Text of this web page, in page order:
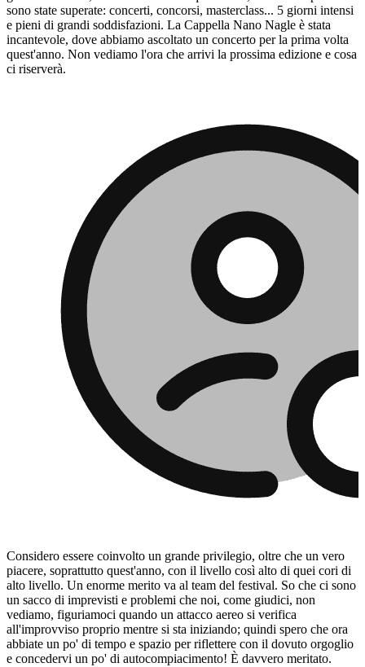
sono state superate: concerti, concorsi, masterclass... 5 giorni intensi
e pieni di grandi soddisfazioni. La Cappella Nano Nagle è stata
incantevole, dove abbiamo ascoltato un concerto per la prima volta
quest'anno. Non vediamo l'ora che arrivi la prossima edizione e cosa
ci riserverà.
Considero essere coinvolto un grande privilegio, oltre che un vero
piacere, soprattutto quest'anno, con il livello così alto di quei cori di
alto livello. Un enorme merito va al team del festival. So che ci sono
un sacco di imprevisti e problemi che noi, come giudici, non
vediamo, figuriamoci quando un attacco aereo si verifica
all'improvviso proprio mentre si sta iniziando; quindi spero che ora
abbiate un po' di tempo e spazio per riflettere con il dovuto orgoglio
e concedervi un po' di autocompiacimento! È davvero meritato.